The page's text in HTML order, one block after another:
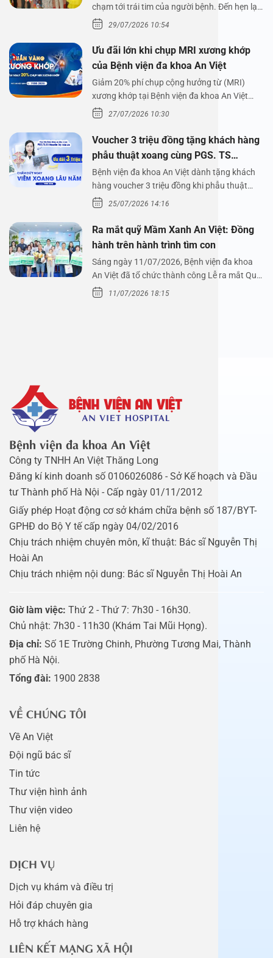
chạm tới trái tim của người bệnh. Đến hẹn lại
lên,…29/07/2026 10:54
Ưu đãi lớn khi chụp MRI xương khớp
của Bệnh viện đa khoa An Việt
Giảm 20% phí chụp cộng hưởng từ (MRI)
xương khớp tại Bệnh viện đa khoa An Việt
Bệnh viện đa…
27/07/2026 10:30
Voucher 3 triệu đồng tặng khách hàng
phẫu thuật xoang cùng PGS. TS
Nguyễn Thị Hoài An
Bệnh viện đa khoa An Việt dành tặng khách
hàng voucher 3 triệu đồng khi phẫu thuật
xoang cùng PGS.…
25/07/2026 14:16
Ra mắt quỹ Mầm Xanh An Việt: Đồng
hành trên hành trình tìm con
Sáng ngày 11/07/2026, Bệnh viện đa khoa
An Việt đã tổ chức thành công Lễ ra mắt Quỹ
Mầm Xanh…
11/07/2026 18:15
Bệnh viện đa khoa An Việt
Công ty TNHH An Việt Thăng Long
Đăng kí kinh doanh số 0106026086 - Sở Kế hoạch và Đầu
tư Thành phố Hà Nội - Cấp ngày 01/11/2012
Giấy phép Hoạt động cơ sở khám chữa bệnh số 187/BYT-
GPHĐ do Bộ Y tế cấp ngày 04/02/2016
Chịu trách nhiệm chuyên môn, kĩ thuật: Bác sĩ Nguyễn Thị
Hoài An
Chịu trách nhiệm nội dung: Bác sĩ Nguyễn Thị Hoài An
Giờ làm việc: Thứ 2 - Thứ 7: 7h30 - 16h30.
Chủ nhật: 7h30 - 11h30 (Khám Tai Mũi Họng).
Địa chỉ: Số 1E Trường Chinh, Phường Tương Mai, Thành
phố Hà Nội.
Tổng đài: 1900 2838
VỀ CHÚNG TÔI
Về An Việt
Đội ngũ bác sĩ
Tin tức
Thư viện hình ảnh
Thư viện video
Liên hệ
DỊCH VỤ
Dịch vụ khám và điều trị
Hỏi đáp chuyên gia
Hỗ trợ khách hàng
LIÊN KẾT MẠNG XÃ HỘI